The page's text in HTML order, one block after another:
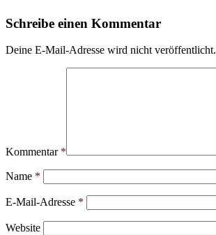
Schreibe einen Kommentar
Deine E-Mail-Adresse wird nicht veröffentlicht.
Kommentar *
Name *
E-Mail-Adresse *
Website